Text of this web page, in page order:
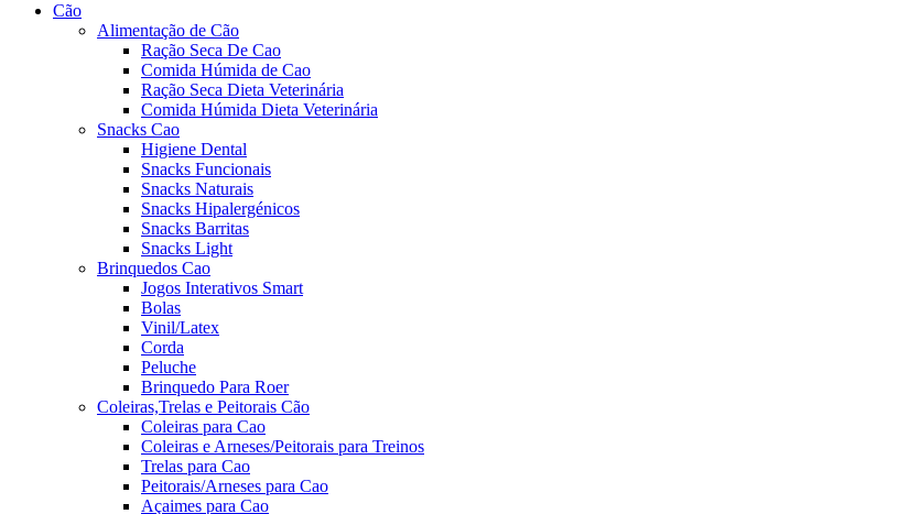
Cão
Alimentação de Cão
Ração Seca De Cao
Comida Húmida de Cao
Ração Seca Dieta Veterinária
Comida Húmida Dieta Veterinária
Snacks Cao
Higiene Dental
Snacks Funcionais
Snacks Naturais
Snacks Hipalergénicos
Snacks Barritas
Snacks Light
Brinquedos Cao
Jogos Interativos Smart
Bolas
Vinil/Latex
Corda
Peluche
Brinquedo Para Roer
Coleiras,Trelas e Peitorais Cão
Coleiras para Cao
Coleiras e Arneses/Peitorais para Treinos
Trelas para Cao
Peitorais/Arneses para Cao
Açaimes para Cao